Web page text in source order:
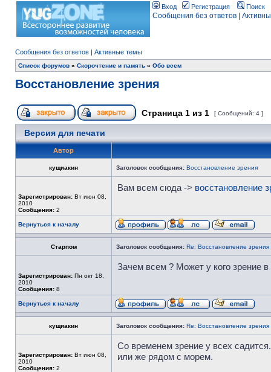
Вход Регистрация Поиск
Сообщения без ответов
Сообщения без ответов | Активные темы
Список форумов » Скорочтение и память » Обо всем
Восстановление зрения
Страница 1 из 1 [ Сообщений: 4 ]
Версия для печати
Автор
кущиакин Заголовок сообщения: Восстановление зрения
Зарегистрирован: Вт июн 08,
2010
Сообщения: 2
Вам всем сюда -> восстановление
Вернуться к началу
Старпом Заголовок сообщения: Re: Восстановление зрения
Зарегистрирован: Пн окт 18,
2010
Сообщения: 8
Зачем всем ? Может у кого зрение в
Вернуться к началу
кущиакин Заголовок сообщения: Re: Восстановление зрения
Зарегистрирован: Вт июн 08,
2010
Сообщения: 2
Со временем зрение у всех
или же рядом с морем.